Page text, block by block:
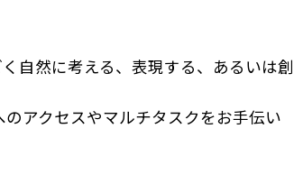
自然に考える、表現する、あるいは創
アクセスやマルチタスクをお手伝い